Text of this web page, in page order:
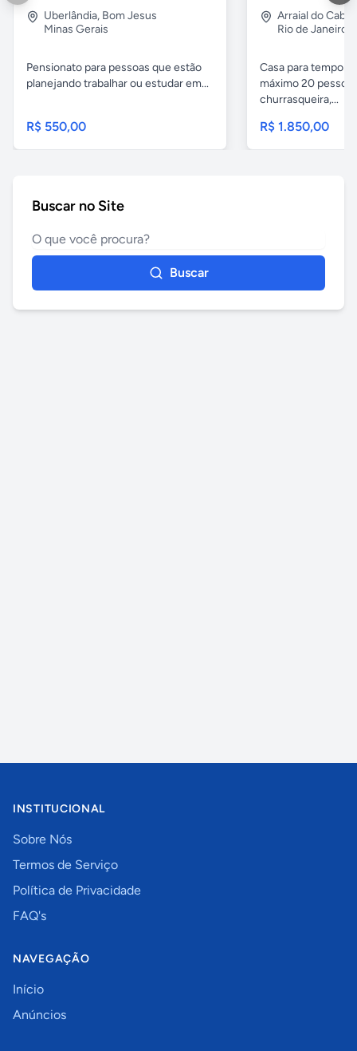
Uberlândia, Bom Jesus
Minas Gerais
Pensionato para pessoas que estão
planejando trabalhar ou estudar em...
R$ 550,00
Arraial do Cabo
Rio de Janeiro
Casa para
máximo 20
churrasqueira,...
R$ 1.850,00
Buscar no Site
Buscar
INSTITUCIONAL
Sobre Nós
Termos de Serviço
Política de Privacidade
FAQ's
NAVEGAÇÃO
Início
Anúncios